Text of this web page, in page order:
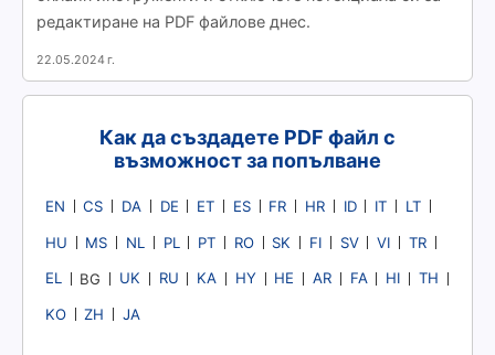
редактиране на PDF файлове днес.
22.05.2024 г.
Как да създадете PDF файл с
възможност за попълване
EN CS DA DE ET ES FR HR ID IT LT
HU MS NL PL PT RO SK FI SV VI TR
EL BG UK RU KA HY HE AR FA HI TH
KO ZH JA